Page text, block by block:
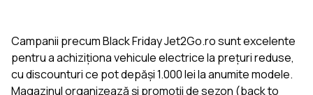
Campanii precum Black Friday Jet2Go.ro sunt excelente
pentru a achiziționa vehicule electrice la prețuri reduse,
cu discounturi ce pot depăși 1.000 lei la anumite modele.
Magazinul organizează și promoții de sezon (back to